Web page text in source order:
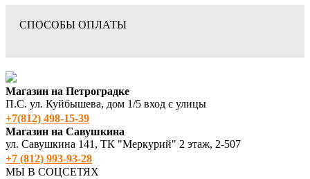
СПОСОБЫ ОПЛАТЫ
Магазин на Петроградке
П.С. ул. Куйбышева, дом 1/5 вход с улицы
+7(812) 498‑15-39
Магазин на Савушкина
ул. Савушкина 141, ТК "Меркурий" 2 этаж, 2-507
+7 (812) 993-93-28
МЫ В СОЦСЕТЯХ